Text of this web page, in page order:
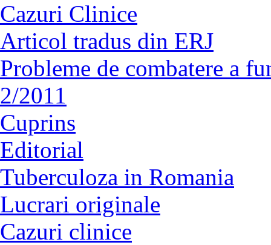
Cazuri Clinice
Articol tradus din ERJ
Probleme de combatere a
2/2011
Cuprins
Editorial
Tuberculoza in Romania
Lucrari originale
Cazuri clinice